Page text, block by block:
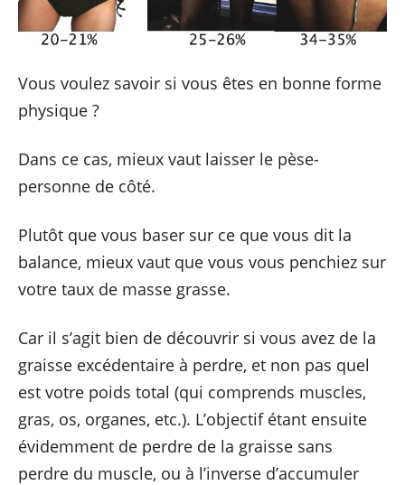
Vous voulez savoir si vous êtes en bonne forme
physique ?
Dans ce cas, mieux vaut laisser le pèse-
personne de côté.
Plutôt que vous baser sur ce que vous dit la
balance, mieux vaut que vous vous penchiez sur
votre taux de masse grasse.
Car il s’agit bien de découvrir si vous avez de la
graisse excédentaire à perdre, et non pas quel
est votre poids total (qui comprends muscles,
gras, os, organes, etc.). L’objectif étant ensuite
évidemment de perdre de la graisse sans
perdre du muscle, ou à l’inverse d’accumuler